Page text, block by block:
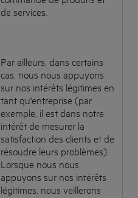
de services.
Par ailleurs, dans certains
cas, nous nous appuyons
sur nos intérêts légitimes en
tant qu'entreprise (par
exemple, il est dans notre
intérêt de mesurer la
satisfaction des clients et de
résoudre leurs problèmes).
Lorsque nous nous
appuyons sur nos intérêts
légitimes, nous veillerons